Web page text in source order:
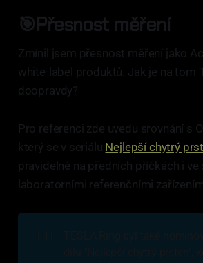
🎯Přesnost měření
Zmínil jsem přesnost měření jako
white-label produktů. Jak je na tom
doopravdy?
Pro referenci zde uvedu srovnání s
který se v seriálu Nejlepší chytrý
pravidelně na předních příčkách i ve
laboratorními referenčními zařízeními.